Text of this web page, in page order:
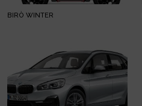
BIRÒ WINTER